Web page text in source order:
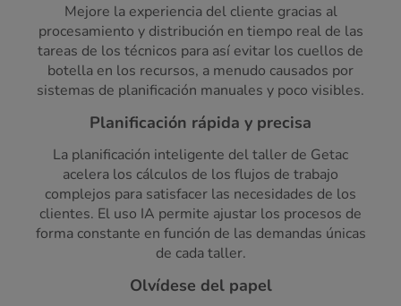
Mejore la experiencia del cliente gracias al
procesamiento y distribución en tiempo real de las
tareas de los técnicos para así evitar los cuellos de
botella en los recursos, a menudo causados por
sistemas de planificación manuales y poco visibles.
Planificación rápida y precisa
La planificación inteligente del taller de Getac
acelera los cálculos de los flujos de trabajo
complejos para satisfacer las necesidades de los
clientes. El uso IA permite ajustar los procesos de
forma constante en función de las demandas únicas
de cada taller.
Olvídese del papel